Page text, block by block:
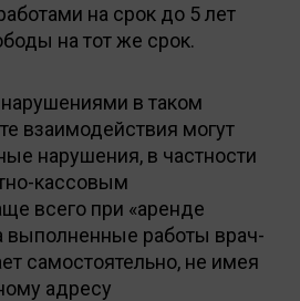
на срок до 5 лет
на тот же срок.
в таком
взаимодействия могут
нарушения, в частности
кассовым
всего при «аренде
выполненные работы врач-
самостоятельно, не имея
адресу